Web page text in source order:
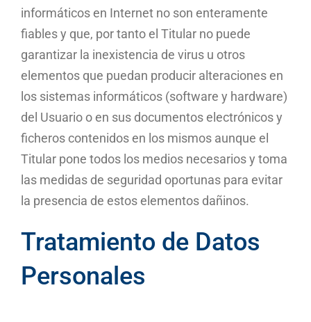
informáticos en Internet no son enteramente
fiables y que, por tanto el Titular no puede
garantizar la inexistencia de virus u otros
elementos que puedan producir alteraciones en
los sistemas informáticos (software y hardware)
del Usuario o en sus documentos electrónicos y
ficheros contenidos en los mismos aunque el
Titular pone todos los medios necesarios y toma
las medidas de seguridad oportunas para evitar
la presencia de estos elementos dañinos.
Tratamiento de Datos
Personales